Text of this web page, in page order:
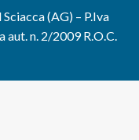
(AG) – P.Iva
n. 2/2009 R.O.C.